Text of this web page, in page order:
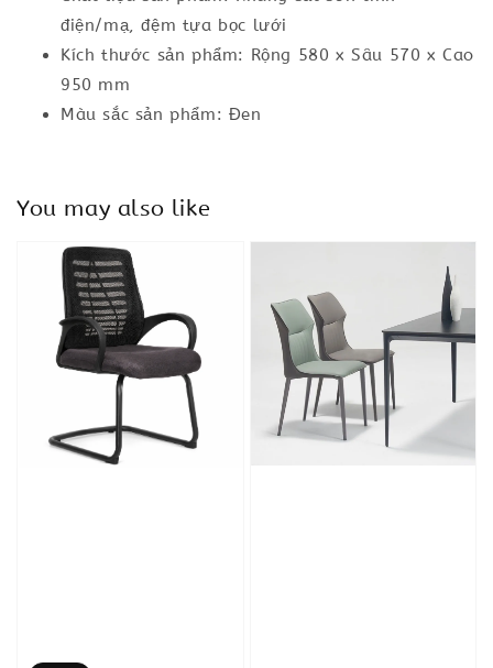
điện/mạ, đệm tựa bọc lưới
Kích thước sản phẩm: Rộng 580 x Sâu 570 x Cao
950 mm
Màu sắc sản phẩm: Đen
You may also like